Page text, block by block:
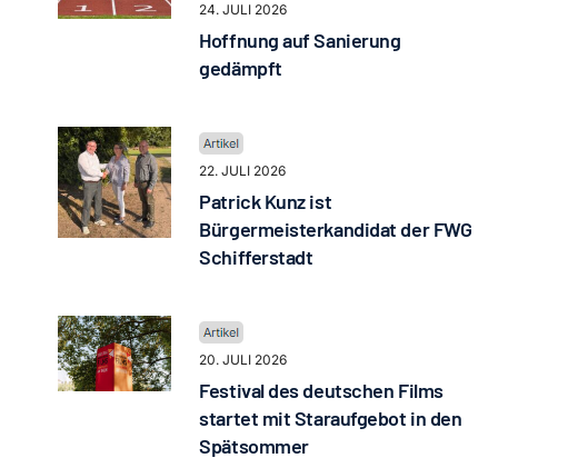
24. JULI 2026
Hoffnung auf Sanierung
gedämpft
22. JULI 2026
Patrick Kunz ist
Bürgermeisterkandidat der FWG
Schifferstadt
20. JULI 2026
Festival des deutschen Films
startet mit Staraufgebot in den
Spätsommer